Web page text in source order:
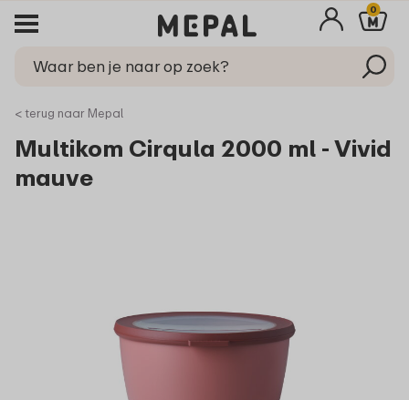
0
< terug naar Mepal
Multikom Cirqula 2000 ml - Vivid
mauve